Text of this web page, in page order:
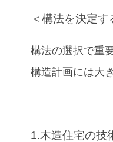
＜構法を決定
構法の選択で重
構造計画には大
1.木造住宅の技